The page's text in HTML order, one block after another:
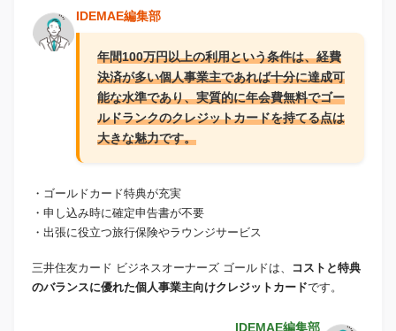
IDEMAE編集部
年間100万円以上の利用という条件は、経費
決済が多い個人事業主であれば十分に達成可
能な水準であり、実質的に年会費無料でゴー
ルドランクのクレジットカードを持てる点は
大きな魅力です。
・ゴールドカード特典が充実
・申し込み時に確定申告書が不要
・出張に役立つ旅行保険やラウンジサービス
三井住友カード ビジネスオーナーズ ゴールドは、
コストと特典
のバランスに優れた個人事業主向けクレジットカードです。
IDEMAE編集部